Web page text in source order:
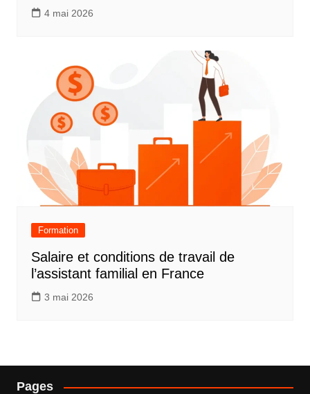
4 mai 2026
Formation
Salaire et conditions de travail de
l’assistant familial en France
3 mai 2026
Pages